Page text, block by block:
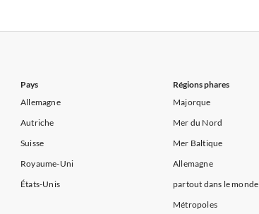
Pays
Allemagne
Autriche
Suisse
Royaume-Uni
États-Unis
Régions phares
Majorque
Mer du Nord
Mer Baltique
Allemagne
partout dans le monde
Métropoles